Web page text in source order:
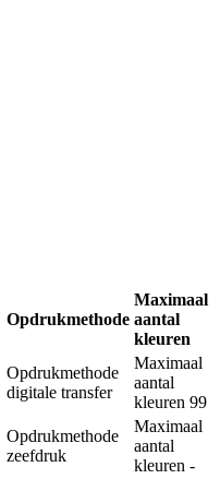
Opdrukmethode
Maximaal
aantal
kleuren
Opdrukmethode
digitale transfer
Maximaal
aantal
kleuren 99
Opdrukmethode
zeefdruk
Maximaal
aantal
kleuren -